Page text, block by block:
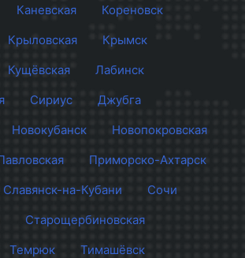
Каневская
Кореновск
Крыловская
Крымск
Кущёвская
Лабинск
Сириус
Джубга
Новокубанск
Новопокровская
Приморско-Ахтарск
Славянск-на-Кубани
Сочи
Старощербиновская
Темрюк
Тимашёвск